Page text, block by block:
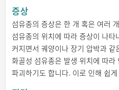
증상
섬유종의 증상은 한 개 혹은 여러
섬유종의 위치에 따라 증상이 나
커지면서 궤양이나 장기 압박과
화골성 섬유종은 발생 위치에 따
파괴하기도 합니다. 이로 인해 쉽